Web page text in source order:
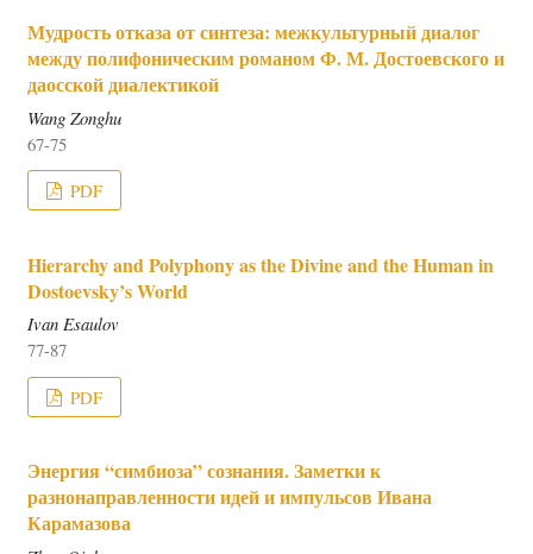
Мудрость отказа от синтеза: межкультурный диалог
между полифоническим романом Ф. М. Достоевского и
даосской диалектикой
Wang Zonghu
67-75
PDF
Hierarchy and Polyphony as the Divine and the Human in
Dostoevsky’s World
Ivan Esaulov
77-87
PDF
Энергия “симбиоза” сознания. Заметки к
разнонаправленности идей и импульсов Ивана
Карамазова